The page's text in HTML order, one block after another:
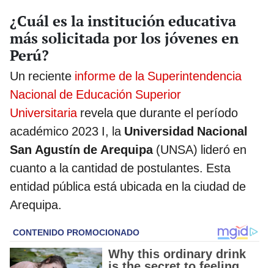
¿Cuál es la institución educativa
más solicitada por los jóvenes en
Perú?
Un reciente informe de la Superintendencia
Nacional de Educación Superior
Universitariarevela que durante el período
académico 2023 I, la Universidad Nacional
San Agustín de Arequipa(UNSA) lideró en
cuanto a la cantidad de postulantes. Esta
entidad pública está ubicada en la ciudad de
Arequipa.